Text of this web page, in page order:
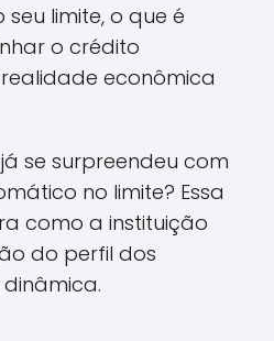
limite, o que é
o crédito
econômica
se surpreendeu com
no limite? Essa
como a instituição
do perfil dos